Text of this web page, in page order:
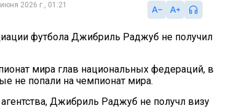
2026 г., 01:21
футбола Джибриль Раджуб не получил
мира глав национальных федераций, в
не попали на чемпионат мира.
Джибриль Раджуб не получл визу